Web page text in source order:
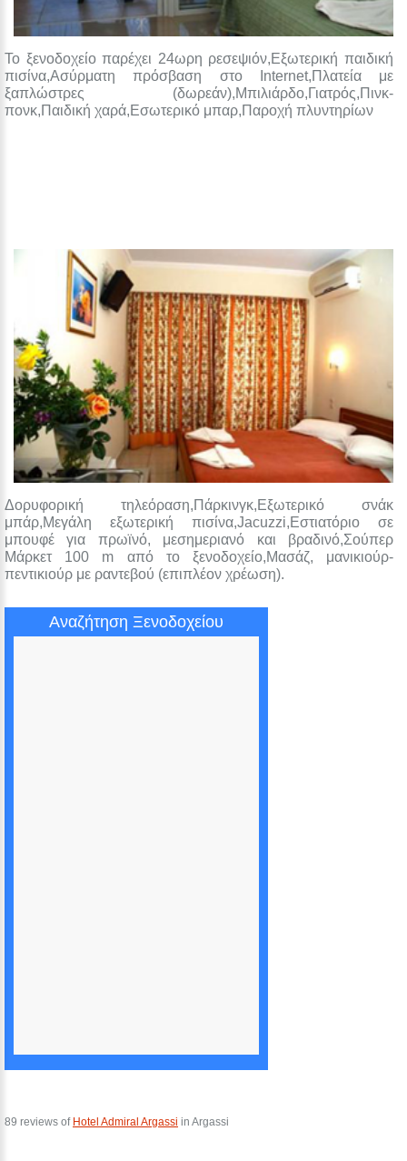
Το ξενοδοχείο παρέχει 24ωρη ρεσεψιόν,Εξωτερική παιδική
πισίνα,Ασύρματη πρόσβαση στο Internet,Πλατεία με
ξαπλώστρες (δωρεάν),Μπιλιάρδο,Γιατρός,Πινκ-
πονκ,Παιδική χαρά,Εσωτερικό μπαρ,Παροχή πλυντηρίων
Δορυφορική τηλεόραση,Πάρκινγκ,Εξωτερικό σνάκ
μπάρ,Μεγάλη εξωτερική πισίνα,Jacuzzi,Εστιατόριο σε
μπουφέ για πρωϊνό, μεσημεριανό και βραδινό,Σούπερ
Μάρκετ 100 m από το ξενοδοχείο,Μασάζ, μανικιούρ-
πεντικιούρ με ραντεβού (επιπλέον χρέωση).
Αναζήτηση Ξενοδοχείου
89 reviews of Hotel Admiral Argassi in Argassi